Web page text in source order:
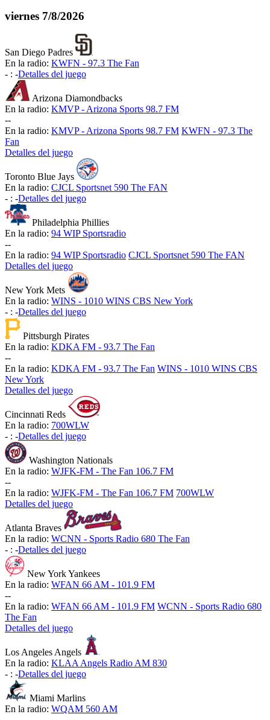
viernes 7/8/2026
San Diego Padres
En la radio: KWFN - 97.3 The Fan
- : -Detalles del juego
Arizona Diamondbacks
En la radio: KMVP - Arizona Sports 98.7 FM
--
En la radio: KMVP - Arizona Sports 98.7 FM KWFN - 97.3 The
Fan
Detalles del juego
Toronto Blue Jays
En la radio: CJCL Sportsnet 590 The FAN
- : -Detalles del juego
Philadelphia Phillies
En la radio: 94 WIP Sportsradio
--
En la radio: 94 WIP Sportsradio CJCL Sportsnet 590 The FAN
Detalles del juego
New York Mets
En la radio: WINS - 1010 WINS CBS New York
- : -Detalles del juego
Pittsburgh Pirates
En la radio: KDKA FM - 93.7 The Fan
--
En la radio: KDKA FM - 93.7 The Fan WINS - 1010 WINS CBS
New York
Detalles del juego
Cincinnati Reds
En la radio: 700WLW
- : -Detalles del juego
Washington Nationals
En la radio: WJFK-FM - The Fan 106.7 FM
--
En la radio: WJFK-FM - The Fan 106.7 FM 700WLW
Detalles del juego
Atlanta Braves
En la radio: WCNN - Sports Radio 680 The Fan
- : -Detalles del juego
New York Yankees
En la radio: WFAN 66 AM - 101.9 FM
--
En la radio: WFAN 66 AM - 101.9 FM WCNN - Sports Radio 680
The Fan
Detalles del juego
Los Angeles Angels
En la radio: KLAA Angels Radio AM 830
- : -Detalles del juego
Miami Marlins
En la radio: WQAM 560 AM